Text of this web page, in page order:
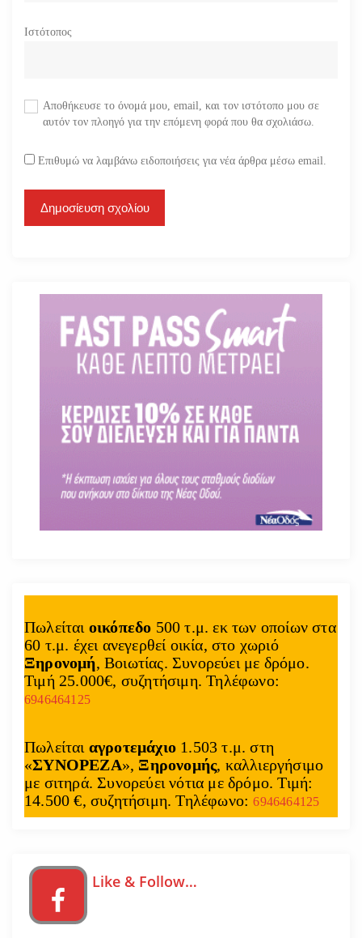
Ιστότοπος
Αποθήκευσε το όνομά μου, email, και τον ιστότοπο μου σε
αυτόν τον πλοηγό για την επόμενη φορά που θα σχολιάσω.
Επιθυμώ να λαμβάνω ειδοποιήσεις για νέα άρθρα μέσω email.
Πωλείται οικόπεδο 500 τ.μ. εκ των οποίων στα
60 τ.μ. έχει ανεγερθεί οικία, στο χωριό
Ξηρονομή, Βοιωτίας. Συνορεύει με δρόμο.
Τιμή 25.000€, συζητήσιμη. Τηλέφωνο:
6946464125
Πωλείται αγροτεμάχιο 1.503 τ.μ. στη
«ΣΥΝΟΡΕΖΑ», Ξηρονομής, καλλιεργήσιμο
με σιτηρά. Συνορεύει νότια με δρόμο. Τιμή:
14.500 €, συζητήσιμη. Τηλέφωνο:6946464125
Like & Follow…